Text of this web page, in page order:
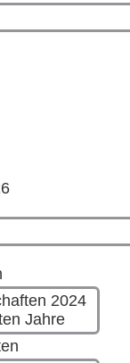
2024
Jahre